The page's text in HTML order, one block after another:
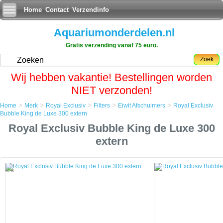
Home Contact Verzendinfo
Aquariumonderdelen.nl
Gratis verzending vanaf 75 euro.
Zoek
Wij hebben vakantie! Bestellingen worden
NIET verzonden!
Home
Royal Exclusiv
Home > Merk > Royal Exclusiv > Filters > Eiwit Afschuimers > Royal Exclusiv
Bubble King de Luxe 300 extern
Royal Exclusiv Bubble King de Luxe 300
extern